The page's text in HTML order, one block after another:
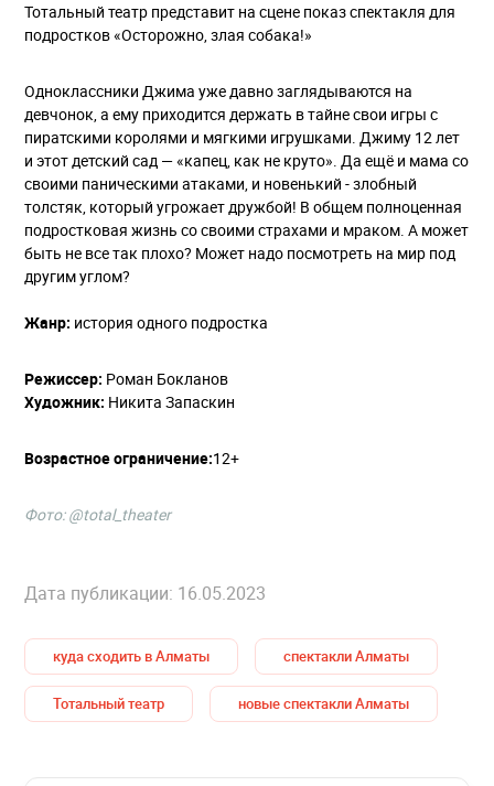
Тотальный театр представит на сцене показ спектакля для
подростков «Осторожно, злая собака!»
Одноклассники Джима уже давно заглядываются на
девчонок, а ему приходится держать в тайне свои игры с
пиратскими королями и мягкими игрушками. Джиму 12 лет
и этот детский сад — «капец, как не круто». Да ещё и мама со
своими паническими атаками, и новенький - злобный
толстяк, который угрожает дружбой! В общем полноценная
подростковая жизнь со своими страхами и мраком. А может
быть не все так плохо? Может надо посмотреть на мир под
другим углом?
Жанр: история одного подростка
Режиссер: Роман Бокланов
Художник: Никита Запаскин
Возрастное ограничение:12+
Фото:@total_theater
Дата публикации: 16.05.2023
куда сходить в Алматы спектакли Алматы
Тотальный театр новые спектакли Алматы